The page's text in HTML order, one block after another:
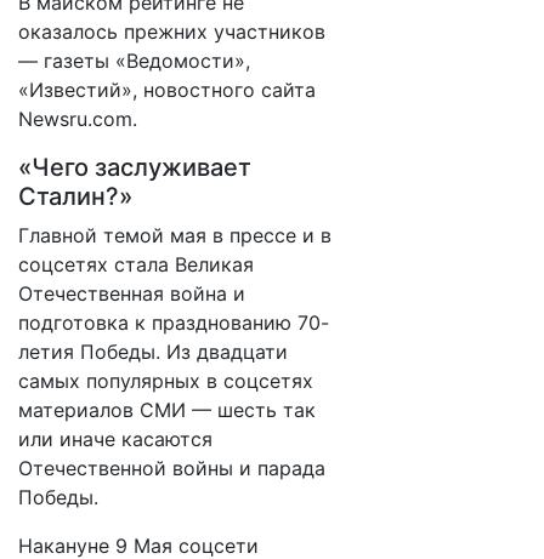
оказалось прежних участников
— газеты «Ведомости»,
«Известий», новостного сайта
Newsru.com.
«Чего заслуживает
Сталин?»
Главной темой мая в прессе и в
соцсетях стала Великая
Отечественная война и
подготовка к празднованию 70-
летия Победы. Из двадцати
самых популярных в соцсетях
материалов СМИ — шесть так
или иначе касаются
Отечественной войны и парада
Победы.
Накануне 9 Мая соцсети